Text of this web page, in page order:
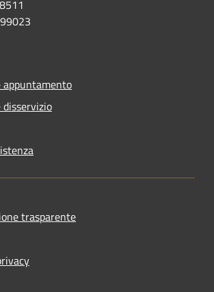
appuntamento
disservizio
trasparente